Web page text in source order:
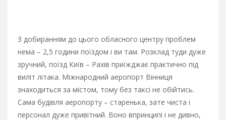
З добиранням до цього обласного центру проблем
нема – 2,5 години поїздом і ви там. Розклад туди дуже
зручний, поїзд Київ – Рахів приїжджає практично під
виліт літака. Міжнародний аеропорт Вінниця
знаходиться за містом, тому без таксі не обійтись.
Сама будівля аеропорту – старенька, зате чиста і
персонал дуже привітний. Воно впринципі і не дивно,